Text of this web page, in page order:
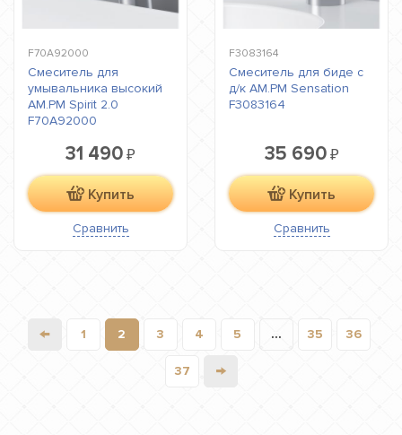
F70A92000
Смеситель для
умывальника высокий
AM.PM Spirit 2.0
F70A92000
31 490 ₽
Купить
Сравнить
F3083164
Смеситель для биде c
д/к AM.PM Sensation
F3083164
35 690₽
Купить
Сравнить
← 1 2 3 4 5 ... 35 36
37 →